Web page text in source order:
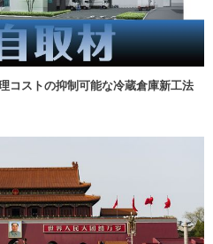
コストの抑制可能な冷蔵倉庫新工法